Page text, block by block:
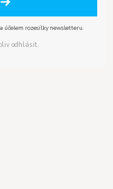
účelem rozesílky newsletteru.
odhlásit.